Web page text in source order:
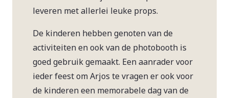
leveren met allerlei leuke props.
De kinderen hebben genoten van de
activiteiten en ook van de photobooth is
goed gebruik gemaakt. Een aanrader voor
ieder feest om Arjos te vragen er ook voor
de kinderen een memorabele dag van de